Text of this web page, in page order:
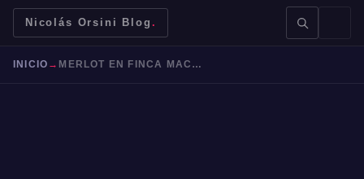
Nicolás Orsini Blog .
INICIO → MERLOT EN FINCA MACHUCA